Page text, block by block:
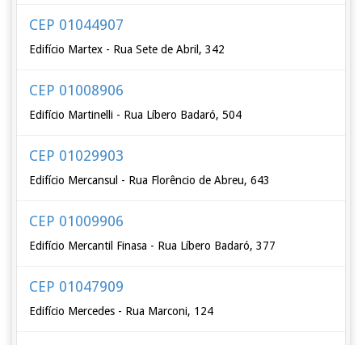
CEP 01044907
Edifício Martex - Rua Sete de Abril, 342
CEP 01008906
Edifício Martinelli - Rua Líbero Badaró, 504
CEP 01029903
Edifício Mercansul - Rua Florêncio de Abreu, 643
CEP 01009906
Edifício Mercantil Finasa - Rua Líbero Badaró, 377
CEP 01047909
Edifício Mercedes - Rua Marconi, 124